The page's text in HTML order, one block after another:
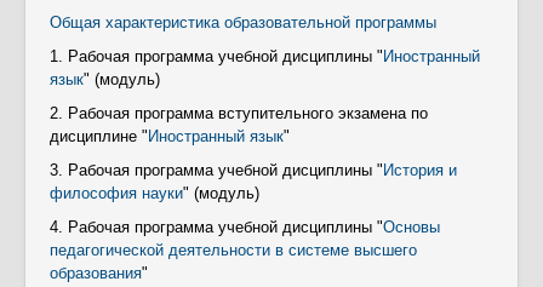
Общая характеристика образовательной программы
1. Рабочая программа учебной дисциплины " Иностранный
язык" (модуль)
2. Рабочая программа вступительного экзамена по
дисциплине " Иностранный язык"
3. Рабочая программа учебной дисциплины " История и
философия науки" (модуль)
4. Рабочая программа учебной дисциплины "Основы
педагогической деятельности в системе высшего
образования"